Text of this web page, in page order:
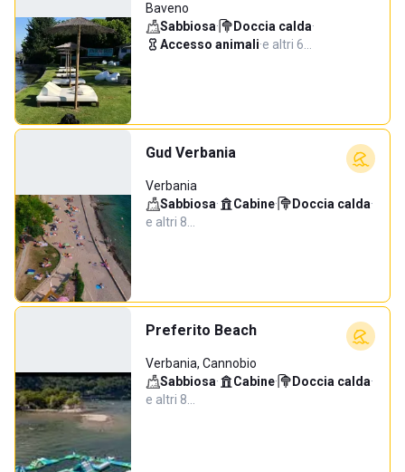
Baveno
Sabbiosa· Doccia calda·
Accesso animali·e altri 6…
Gud Verbania
Verbania
Sabbiosa· Cabine· Doccia calda·
e altri 8…
Preferito Beach
Verbania, Cannobio
Sabbiosa· Cabine· Doccia calda·
e altri 8…